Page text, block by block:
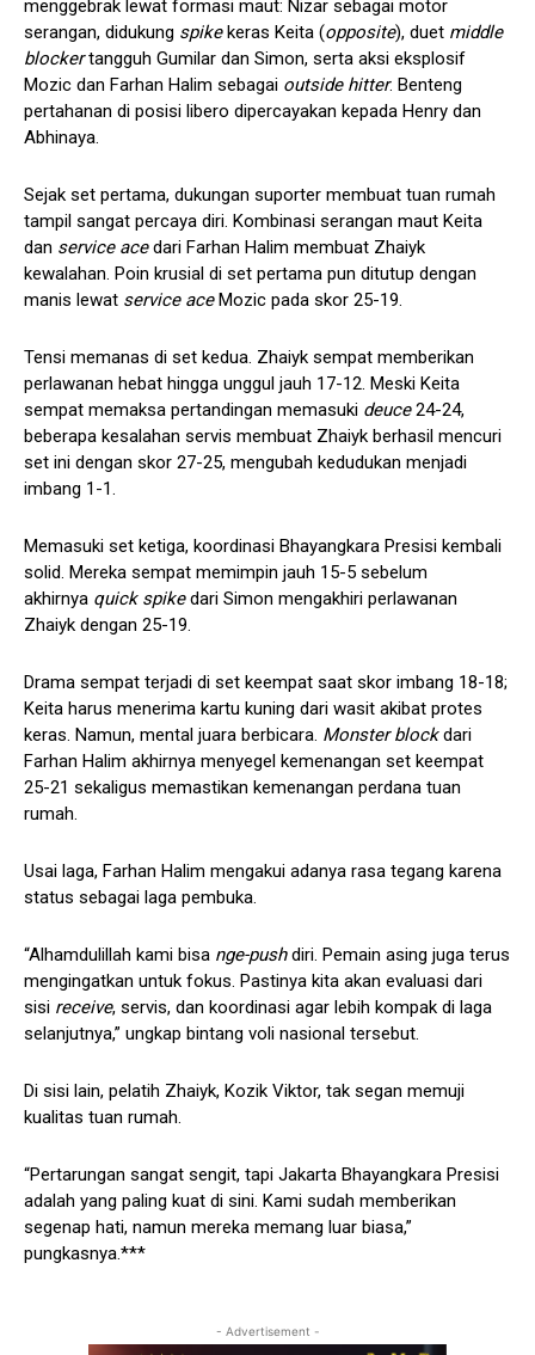
menggebrak lewat formasi maut: Nizar sebagai motor
serangan, didukung spikekeras Keita (opposite), duet middle
blockertangguh Gumilar dan Simon, serta aksi eksplosif
Mozic dan Farhan Halim sebagai outside hitter. Benteng
pertahanan di posisi libero dipercayakan kepada Henry dan
Abhinaya.
Sejak set pertama, dukungan suporter membuat tuan rumah
tampil sangat percaya diri. Kombinasi serangan maut Keita
dan service acedari Farhan Halim membuat Zhaiyk
kewalahan. Poin krusial di set pertama pun ditutup dengan
manis lewat service aceMozic pada skor 25-19.
Tensi memanas di set kedua. Zhaiyk sempat memberikan
perlawanan hebat hingga unggul jauh 17-12. Meski Keita
sempat memaksa pertandingan memasuki deuce24-24,
beberapa kesalahan servis membuat Zhaiyk berhasil mencuri
set ini dengan skor 27-25, mengubah kedudukan menjadi
imbang 1-1.
Memasuki set ketiga, koordinasi Bhayangkara Presisi kembali
solid. Mereka sempat memimpin jauh 15-5 sebelum
akhirnya quick spikedari Simon mengakhiri perlawanan
Zhaiyk dengan 25-19.
Drama sempat terjadi di set keempat saat skor imbang 18-18;
Keita harus menerima kartu kuning dari wasit akibat protes
keras. Namun, mental juara berbicara. Monster blockdari
Farhan Halim akhirnya menyegel kemenangan set keempat
25-21 sekaligus memastikan kemenangan perdana tuan
rumah.
Usai laga, Farhan Halim mengakui adanya rasa tegang karena
status sebagai laga pembuka.
“Alhamdulillah kami bisa nge-pushdiri. Pemain asing juga terus
mengingatkan untuk fokus. Pastinya kita akan evaluasi dari
sisi receive, servis, dan koordinasi agar lebih kompak di laga
selanjutnya,” ungkap bintang voli nasional tersebut.
Di sisi lain, pelatih Zhaiyk, Kozik Viktor, tak segan memuji
kualitas tuan rumah.
“Pertarungan sangat sengit, tapi Jakarta Bhayangkara Presisi
adalah yang paling kuat di sini. Kami sudah memberikan
segenap hati, namun mereka memang luar biasa,”
pungkasnya.***
- Advertisement -